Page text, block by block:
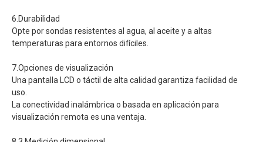
6.Durabilidad
Opte por sondas resistentes al agua, al aceite y a altas
temperaturas para entornos difíciles.
7.Opciones de visualización
Una pantalla LCD o táctil de alta calidad garantiza facilidad de
uso.
La conectividad inalámbrica o basada en aplicación para
visualización remota es una ventaja.